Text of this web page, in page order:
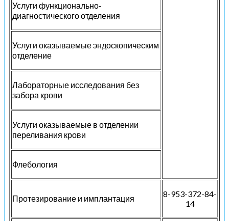
Услуги функционально-
диагностического отделения
Услуги оказываемые эндоскопическим
отделение
Лабораторные исследования без
забора крови
Услуги оказываемые в отделении
переливания крови
Флебология
Протезирование и имплантация
8-953-372-84-
14